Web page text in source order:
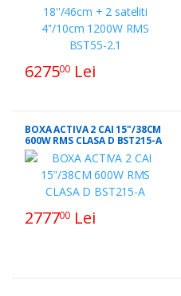
627500 Lei
BOXA ACTIVA 2 CAI 15"/38CM
600W RMS CLASA D BST215-A
277700 Lei